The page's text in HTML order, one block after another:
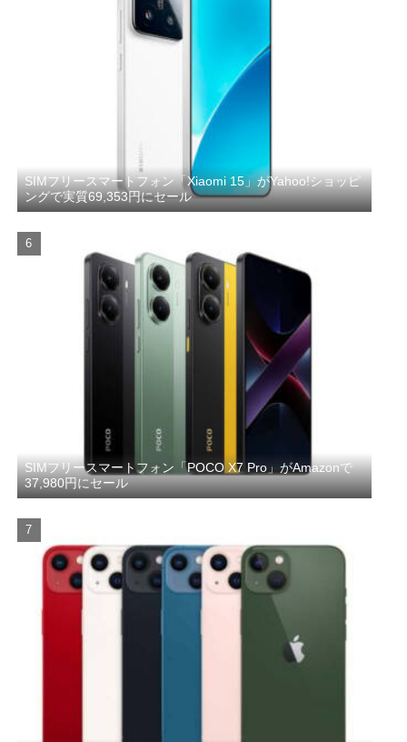
SIMフリースマートフォン「Xiaomi 15」がYahoo!ショッピ
ングで実質69,353円にセール
SIMフリースマートフォン「POCO X7 Pro」がAmazonで
37,980円にセール